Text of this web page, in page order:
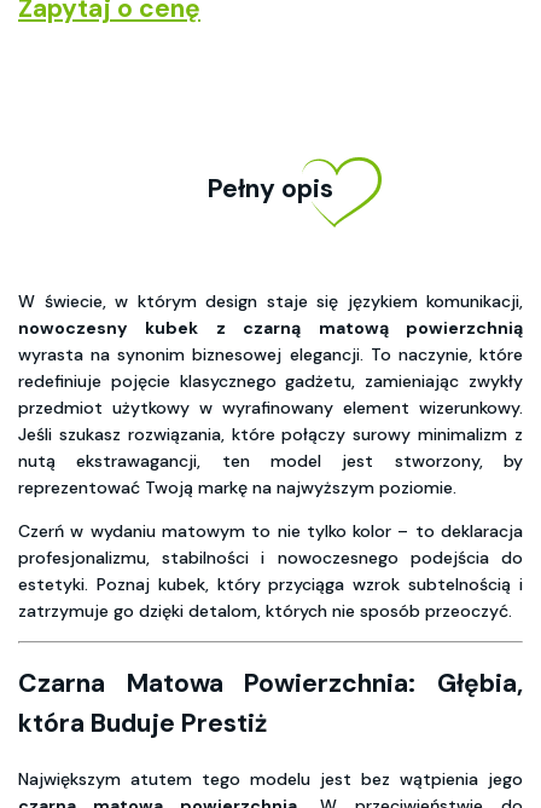
Zapytaj o cenę
Pełny opis
W świecie, w którym design staje się językiem komunikacji,
nowoczesny kubek z czarną matową powierzchnią
wyrasta na synonim biznesowej elegancji. To naczynie, które
redefiniuje pojęcie klasycznego gadżetu, zamieniając zwykły
przedmiot użytkowy w wyrafinowany element wizerunkowy.
Jeśli szukasz rozwiązania, które połączy surowy minimalizm z
nutą ekstrawagancji, ten model jest stworzony, by
reprezentować Twoją markę na najwyższym poziomie.
Czerń w wydaniu matowym to nie tylko kolor – to deklaracja
profesjonalizmu, stabilności i nowoczesnego podejścia do
estetyki. Poznaj kubek, który przyciąga wzrok subtelnością i
zatrzymuje go dzięki detalom, których nie sposób przeoczyć.
Czarna Matowa Powierzchnia: Głębia,
która Buduje Prestiż
Największym atutem tego modelu jest bez wątpienia jego